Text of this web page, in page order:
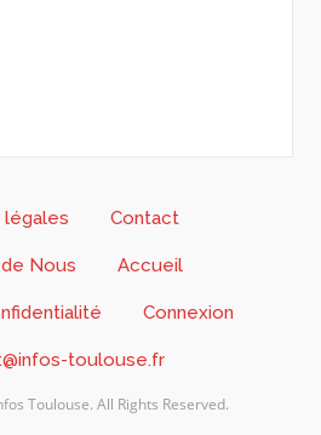
légales Contact
Nous Accueil
Connexion
toulouse.fr
Toulouse. All Rights Reserved.